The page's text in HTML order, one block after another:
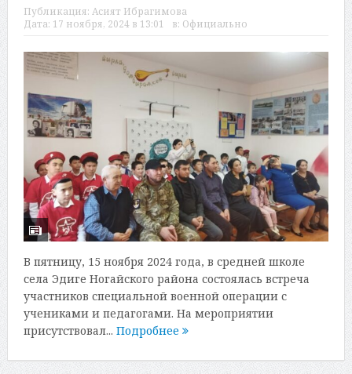
Публикация: Асият Ибрагимова
Дата: 17 ноября, 2024 в 13:01 в: Официально
В пятницу, 15 ноября 2024 года, в средней школе
села Эдиге Ногайского района состоялась встреча
участников специальной военной операции с
учениками и педагогами. На мероприятии
присутствовал... Подробнее